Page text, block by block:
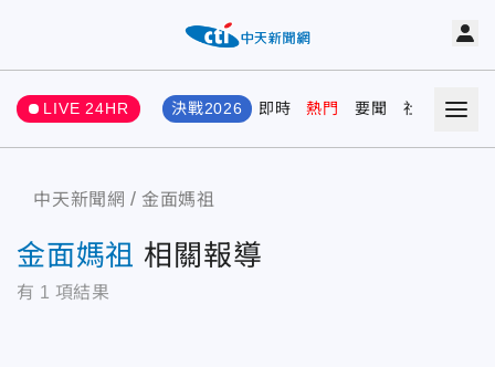
LIVE 24HR 決戰2026 即時 熱門 要聞 社會 娛樂
中天新聞網 金面媽祖
金面媽祖 相關報導
有 1 項結果